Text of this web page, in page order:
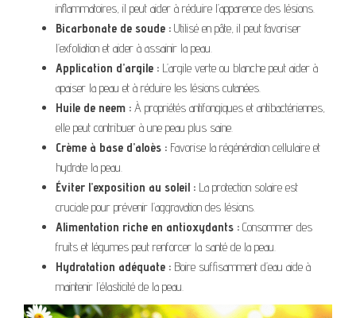
inflammatoires, il peut aider à réduire l’apparence des lésions.
Bicarbonate de soude : Utilisé en pâte, il peut favoriser
l’exfoliation et aider à assainir la peau.
Application d’argile : L’argile verte ou blanche peut aider à
apaiser la peau et à réduire les lésions cutanées.
Huile de neem : À propriétés antifongiques et antibactériennes,
elle peut contribuer à une peau plus saine.
Crème à base d’aloès : Favorise la régénération cellulaire et
hydrate la peau.
Éviter l’exposition au soleil : La protection solaire est
cruciale pour prévenir l’aggravation des lésions.
Alimentation riche en antioxydants : Consommer des
fruits et légumes peut renforcer la santé de la peau.
Hydratation adéquate : Boire suffisamment d’eau aide à
maintenir l’élasticité de la peau.